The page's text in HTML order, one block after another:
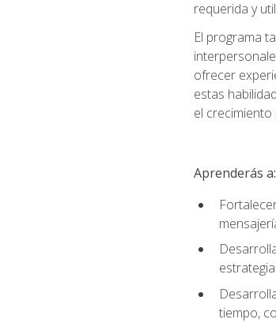
requerida y
El programa
ofrecer
estas
el
Aprenderás a:
tiempo,